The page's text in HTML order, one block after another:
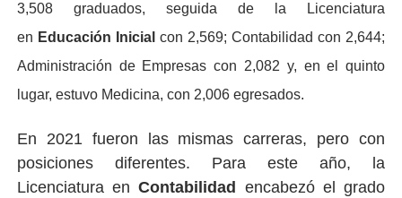
3,508 graduados, seguida de la Licenciatura
en Educación Inicial con 2,569; Contabilidad con 2,644;
Administración de Empresas con 2,082 y, en el quinto
lugar, estuvo Medicina, con 2,006 egresados.
En 2021 fueron las mismas carreras, pero con
posiciones diferentes. Para este año, la
Licenciatura enContabilidad encabezó el grado